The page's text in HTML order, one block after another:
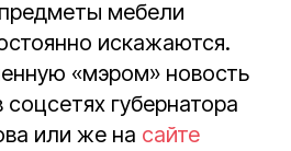
мебели
искажаются.
«мэром» новость
соцсетях губернатора
или же на сайте